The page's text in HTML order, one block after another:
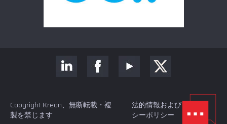
Copyright Kreon、無断転載・複
製を禁じます
法的情報およびプライバ
シーポリシー